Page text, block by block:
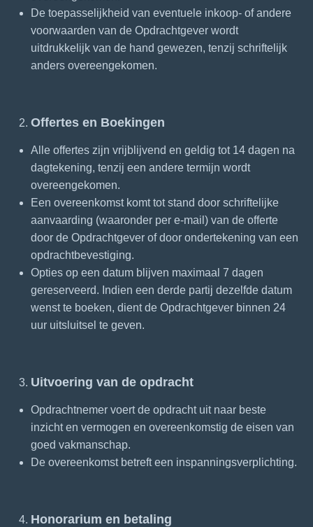
De toepasselijkheid van eventuele inkoop- of andere
voorwaarden van de Opdrachtgever wordt
uitdrukkelijk van de hand gewezen, tenzij schriftelijk
anders overeengekomen.
Offertes en Boekingen
Alle offertes zijn vrijblijvend en geldig tot 14 dagen na
dagtekening, tenzij een andere termijn wordt
overeengekomen.
Een overeenkomst komt tot stand door schriftelijke
aanvaarding (waaronder per e-mail) van de offerte
door de Opdrachtgever of door ondertekening van een
opdrachtbevestiging.
Opties op een datum blijven maximaal 7 dagen
gereserveerd. Indien een derde partij dezelfde datum
wenst te boeken, dient de Opdrachtgever binnen 24
uur uitsluitsel te geven.
Uitvoering van de opdracht
Opdrachtnemer voert de opdracht uit naar beste
inzicht en vermogen en overeenkomstig de eisen van
goed vakmanschap.
De overeenkomst betreft een inspanningsverplichting.
Honorarium en betaling